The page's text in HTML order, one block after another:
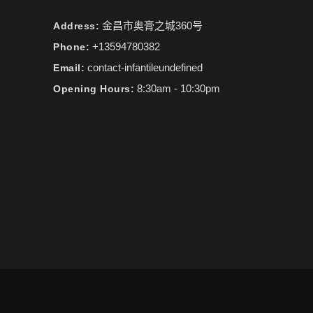
Address: 金昌市奥膏之城360号
Phone: +13594780382
Email: contact-infantileundefined
Opening Hours: 8:30am - 10:30pm